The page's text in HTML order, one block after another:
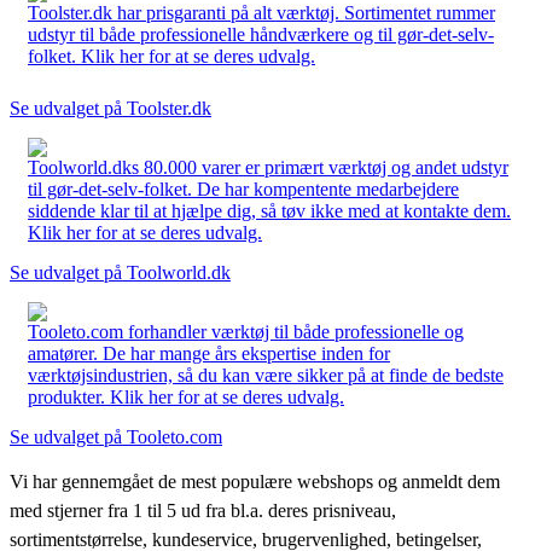
Toolster.dk har prisgaranti på alt værktøj. Sortimentet rummer
udstyr til både professionelle håndværkere og til gør-det-selv-
folket. Klik her for at se deres udvalg.
Se udvalget på Toolster.dk
Toolworld.dks 80.000 varer er primært værktøj og andet udstyr
til gør-det-selv-folket. De har kompentente medarbejdere
siddende klar til at hjælpe dig, så tøv ikke med at kontakte dem.
Klik her for at se deres udvalg.
Se udvalget på Toolworld.dk
Tooleto.com forhandler værktøj til både professionelle og
amatører. De har mange års ekspertise inden for
værktøjsindustrien, så du kan være sikker på at finde de bedste
produkter. Klik her for at se deres udvalg.
Se udvalget på Tooleto.com
Vi har gennemgået de mest populære webshops og anmeldt dem
med stjerner fra 1 til 5 ud fra bl.a. deres prisniveau,
sortimentstørrelse, kundeservice, brugervenlighed, betingelser,